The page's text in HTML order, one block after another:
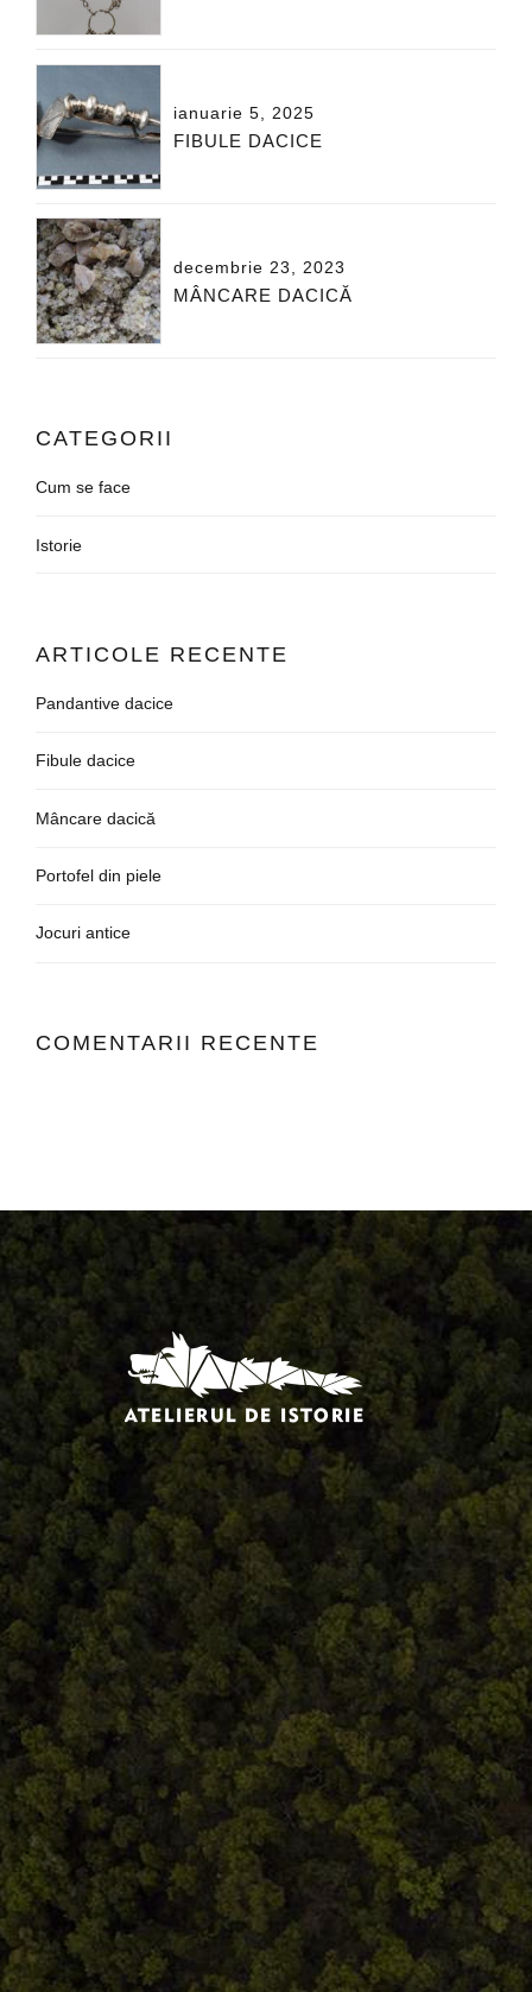
ianuarie 5, 2025
FIBULE DACICE
decembrie 23, 2023
MÂNCARE DACICĂ
CATEGORII
Cum se face
Istorie
ARTICOLE RECENTE
Pandantive dacice
Fibule dacice
Mâncare dacică
Portofel din piele
Jocuri antice
COMENTARII RECENTE
Comandă, plată, livrare
Întreținere produse
Facebook.com/atelieruldeistorie
Contact@atelieruldeistorie.ro
0748.884.543
Termeni și condiții
ANPC
Home Despre noi Produse
Contact
Termeni și condiții
S.C. Atelierul de istorie SRL